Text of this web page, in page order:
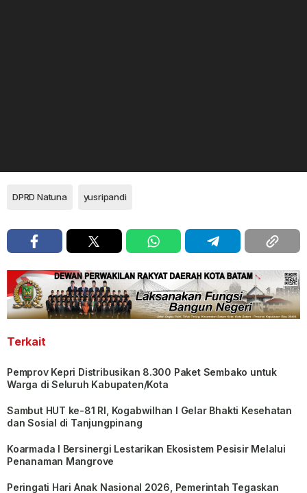
DPRD Natuna yusripandi
Terkait
Pemprov Kepri Distribusikan 8.300 Paket Sembako untuk
Warga di Seluruh Kabupaten/Kota
Sambut HUT ke-81 RI, Kogabwilhan I Gelar Bhakti Kesehatan
dan Sosial di Tanjungpinang
Koarmada I Bersinergi Lestarikan Ekosistem Pesisir Melalui
Penanaman Mangrove
Peringati Hari Anak Nasional 2026, Pemerintah Tegaskan